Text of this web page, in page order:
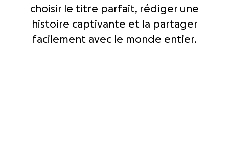
choisir le titre parfait, rédiger une
histoire captivante et la partager
facilement avec le monde entier.